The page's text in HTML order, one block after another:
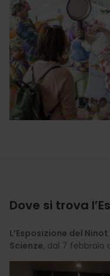
Dove si trova
L’Esposizione del
Scienze, dal 7 febbraio